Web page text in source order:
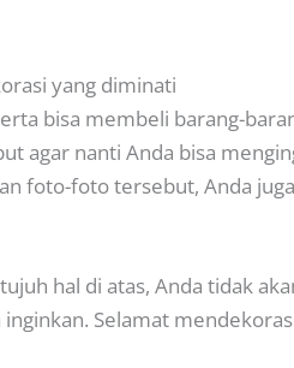
yang diminati
bisa membeli barang-
agar nanti Anda bisa
foto-foto tersebut, Anda
hal di atas, Anda tidak
Selamat